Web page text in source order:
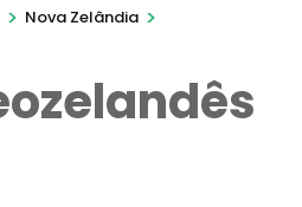
> Nova Zelândia >